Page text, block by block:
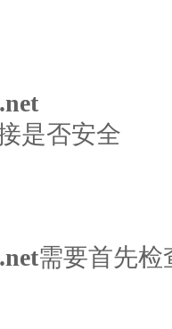
是否安全
需要首先检